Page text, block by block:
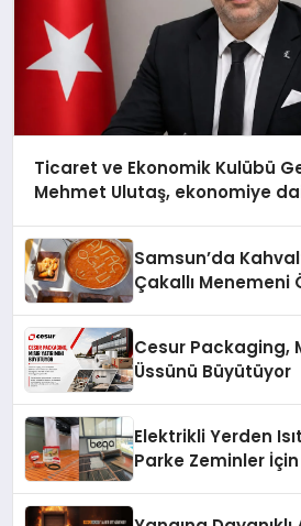
Ticaret ve Ekonomik Kulübü
Mehmet Ulutaş, ekonomiye
Samsun’da
Çakallı Menemeni
Cesur Packaging,
Üssünü Büyütüyor
Elektrikli Yerden
Parke Zeminler